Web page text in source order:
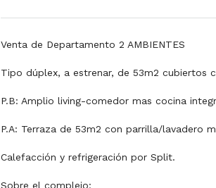
Venta de Departamento 2 AMBIENTES
Tipo dúplex, a estrenar, de 53m2 cubiertos
P.B: Amplio living-comedor mas cocina
P.A: Terraza de 53m2 con parrilla/lavadero
Calefacción y refrigeración por Split.
Sobre el complejo: